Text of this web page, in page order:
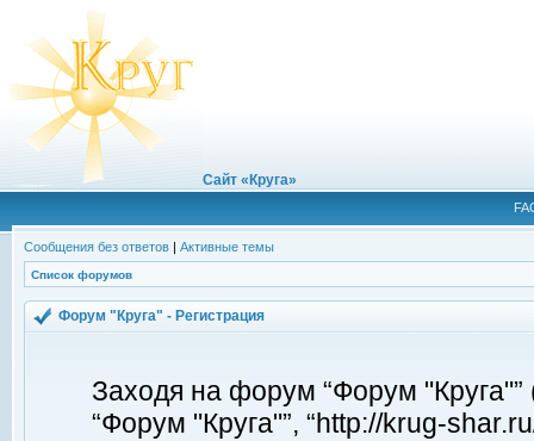
Сайт «Круга»
Сообщения без ответов | Активные темы
Список форумов
Форум "Круга" - Регистрация
Заходя на форум “Форум
“Форум "Круга"”, “http://krug-